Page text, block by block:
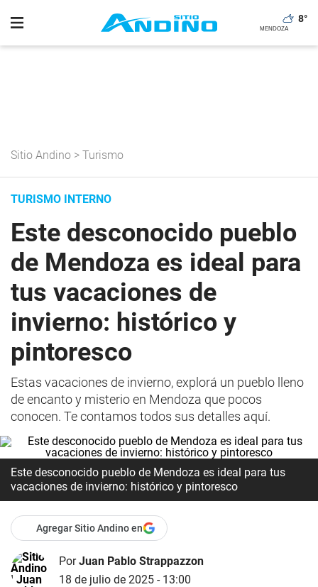
8°
Sitio Andino > Turismo
TURISMO INTERNO
Este desconocido pueblo
de Mendoza es ideal para
tus vacaciones de
invierno: histórico y
pintoresco
Estas vacaciones de invierno, explorá un pueblo lleno
de encanto y misterio en Mendoza que pocos
conocen. Te contamos todos sus detalles aquí.
Este desconocido pueblo de Mendoza es ideal para tus
vacaciones de invierno: histórico y pintoresco
Agregar Sitio Andino en
PorJuan Pablo Strappazzon
18 de julio de 2025 - 13:00